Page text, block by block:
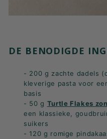
DE BENODIGDE
- 200 g zachte dadels
kleverige pasta voor
basis
- 50 g Turtle Flakes
een klassieke,
suikers
- 120 g romige